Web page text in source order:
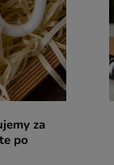
za
po